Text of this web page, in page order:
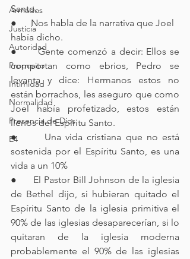
Armados
Justicia
Autoridad
Proposito
Intimidad
Normalidad
Presencia de Dios
E4
Santo.
●      Nos habla de la narrativa que Joel
había dicho.
●      Gente comenzó a decir: Ellos se
comportan como ebrios, Pedro se
levanta y dice: Hermanos estos no
están borrachos, les aseguro que como
Joel había profetizado, estos están
llenos del Espíritu Santo.
●      Una vida cristiana que no está
sostenida por el Espíritu Santo, es una
vida a un 10%
●      El Pastor Bill Johnson de la iglesia
de Bethel dijo, si hubieran quitado el
Espíritu Santo de la iglesia primitiva el
90% de las iglesias desaparecerían, si lo
quitaran de la iglesia moderna
probablemente el 90% de las iglesias